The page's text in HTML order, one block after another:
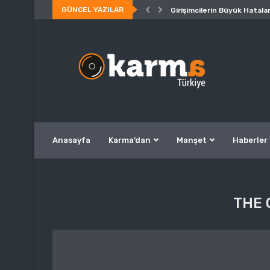
GÜNCEL YAZILAR Girişimcilerin Büyük
Anasayfa Karma’dan Manşet Haberler
THE